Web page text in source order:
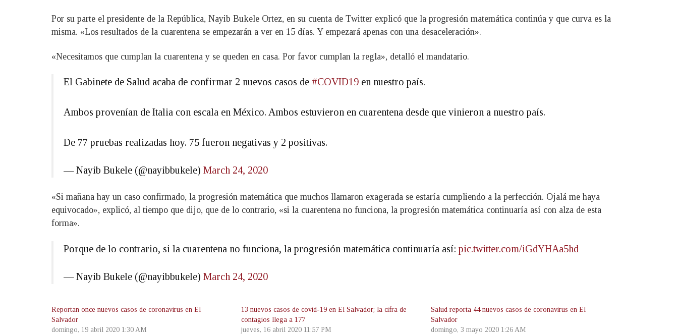
Por su parte el presidente de la República, Nayib Bukele Ortez, en su cuenta de Twitter explicó que la progresión matemática continúa y que curva es la
misma. «Los resultados de la cuarentena se empezarán a ver en 15 días. Y empezará apenas con una desaceleración».
«Necesitamos que cumplan la cuarentena y se queden en casa. Por favor cumplan la regla», detalló el mandatario.
El Gabinete de Salud acaba de confirmar 2 nuevos casos de #COVID19 en nuestro país.
Ambos provenían de Italia con escala en México. Ambos estuvieron en cuarentena desde que vinieron a nuestro país.
De 77 pruebas realizadas hoy. 75 fueron negativas y 2 positivas.
— Nayib Bukele (@nayibbukele) March 24, 2020
«Si mañana hay un caso confirmado, la progresión matemática que muchos llamaron exagerada se estaría cumpliendo a la perfección. Ojalá me haya
equivocado», explicó, al tiempo que dijo, que de lo contrario, «si la cuarentena no funciona, la progresión matemática continuaría así con alza de esta
forma».
Porque de lo contrario, si la cuarentena no funciona, la progresión matemática continuaría así: pic.twitter.com/iGdYHAa5hd
— Nayib Bukele (@nayibbukele) March 24, 2020
Reportan once nuevos casos de coronavirus en El
Salvador
domingo, 19 abril 2020 1:30 AM
13 nuevos casos de covid-19 en El Salvador; la cifra de
contagios llega a 177
jueves, 16 abril 2020 11:57 PM
Salud reporta 44 nuevos casos de coronavirus en El
Salvador
domingo, 3 mayo 2020 1:26 AM